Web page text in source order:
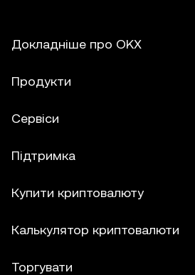
Докладніше про OKX
Продукти
Сервіси
Підтримка
Купити криптовалюту
Калькулятор криптовалюти
Торгувати